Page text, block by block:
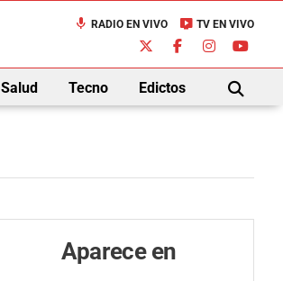
mic RADIO EN VIVO live_tv TV EN VIVO
Salud Tecno Edictos
BUSCAR
Aparece en